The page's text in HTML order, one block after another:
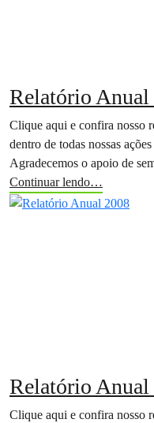
Relatório Anual
Clique aqui e confira nosso
dentro de todas nossas
Agradecemos o apoio de
Continuar lendo…
Relatório Anual
Clique aqui e confira nosso